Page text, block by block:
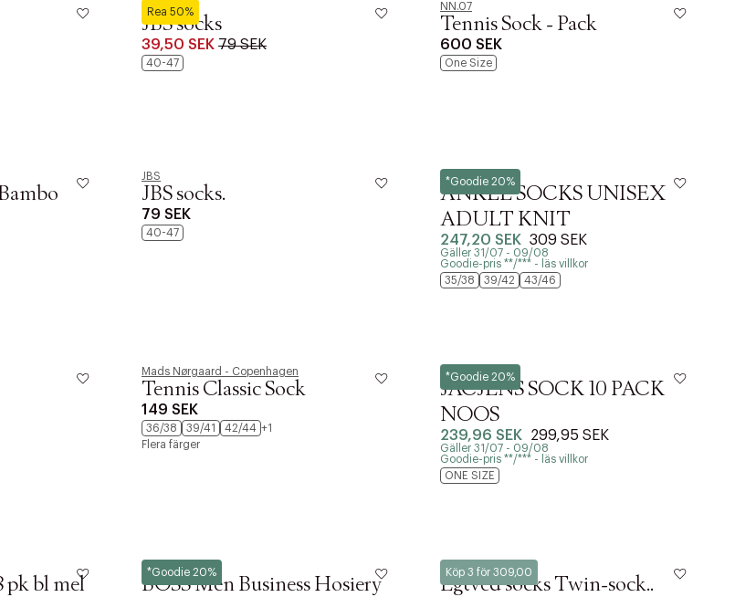
Rea 50%
JBS
JBS socks
39,50 SEK 79 SEK
40-47
NN.07
Tennis Sock - Pack
600 SEK
One Size
JBS
JBS socks.
79 SEK
40-47
*Goodie 20%
Lacoste
ANKLE SOCKS UNISEX
ADULT KNIT
247,20 SEK 309 SEK
Gäller 31/07 - 09/08
Goodie-pris **/*** - läs villkor
35/38
39/42 43/46
Mads Nørgaard - Copenhagen
Tennis Classic Sock
149 SEK
36/38 39/41 42/44 +1
Flera färger
*Goodie 20%
Jack & Jones
JACJENS SOCK 10 PACK
NOOS
239,96 SEK 299,95 SEK
Gäller 31/07 - 09/08
Goodie-pris **/*** - läs villkor
ONE SIZE
pk bl mel
*Goodie 20%
BOSS
BOSS Men Business Hosiery
Köp 3 för 309,00
Egtved
Egtved socks Twin-sock..
DATA
Edit cookies
INTE